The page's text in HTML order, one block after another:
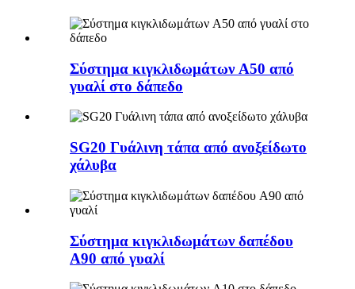
Σύστημα κιγκλιδωμάτων A50 από
γυαλί στο δάπεδο
SG20 Γυάλινη τάπα από ανοξείδωτο
χάλυβα
Σύστημα κιγκλιδωμάτων δαπέδου
A90 από γυαλί